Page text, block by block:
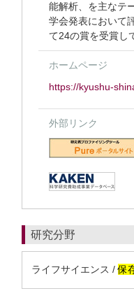
能解析、を主なテ
学会発表において
て24の賞を受賞し
ホームページ
https://kyushu-
外部リンク
研究分野
ライフサイエンス /保